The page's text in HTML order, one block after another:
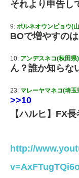
それより申告し
9: ボルネオウンピョウ(
BOで増やすの
10: アンデスネコ(秋田県)
ん？誰か知らな
23: マレーヤマネコ(埼玉
>>10
【ハルヒ】FX
http://